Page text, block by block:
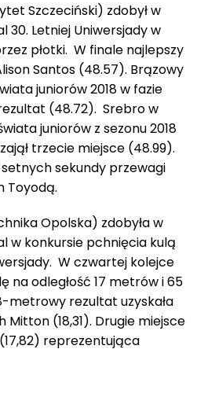
Szczeciński) zdobył w
30. Letniej Uniwersjady w
płotki. W finale najlepszy
Santos (48.57). Brązowy
juniorów 2018 w fazie
rezultat (48.72). Srebro w
juniorów z sezonu 2018
trzecie miejsce (48.99).
sekundy przewagi
Toyodą.
Opolska) zdobyła w
w konkursie pchnięcia kulą
W czwartej kolejce
na odległość 17 metrów i 65
metrowy rezultat uzyskała
Mitton (18,31). Drugie miejsce
reprezentująca